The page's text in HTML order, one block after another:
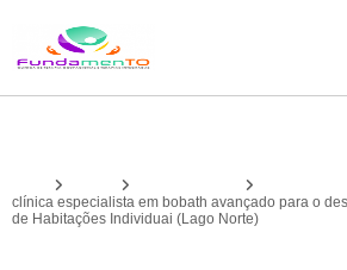
clínica especialista em bobath avançado para o
de Habitações Individuai (Lago Norte)